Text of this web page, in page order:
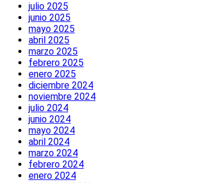
julio 2025
junio 2025
mayo 2025
abril 2025
marzo 2025
febrero 2025
enero 2025
diciembre 2024
noviembre 2024
julio 2024
junio 2024
mayo 2024
abril 2024
marzo 2024
febrero 2024
enero 2024